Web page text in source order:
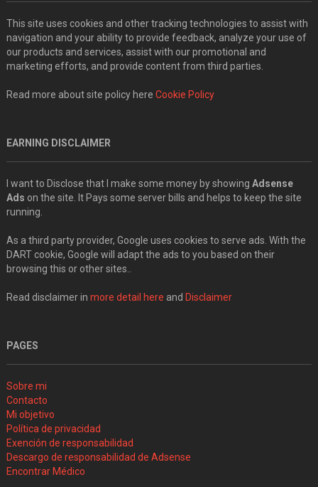
This site uses cookies and other tracking technologies to assist with
navigation and your ability to provide feedback, analyze your use of
our products and services, assist with our promotional and
marketing efforts, and provide content from third parties.
Read more about site policy here Cookie Policy
EARNING DISCLAIMER
I want to Disclose that I make some money by showing Adsense
Ads on the site. It Pays some server bills and helps to keep the site
running.
As a third party provider, Google uses cookies to serve ads. With the
DART cookie, Google will adapt the ads to you based on their
browsing this or other sites..
Read disclaimer in more detail here and Disclaimer
PAGES
Sobre mi
Contacto
Mi objetivo
Política de privacidad
Exención de responsabilidad
Descargo de responsabilidad de Adsense
Encontrar Médico